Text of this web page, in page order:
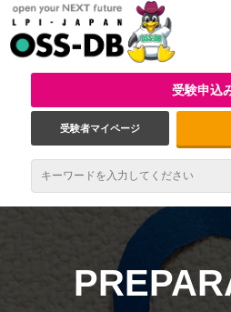
受験申込
受験者マイページ
試験概要
資格取得のメ